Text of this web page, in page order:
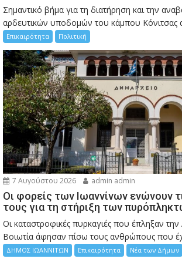
Σημαντικό βήμα για τη διατήρηση και την
αρδευτικών υποδομών του κάμπου Κόνιτσας
Επικαιρότητα Πολιτική
7 Αυγούστου 2026 admin admin
Οι φορείς των Ιωαννίνων ενώνουν
τους για τη στήριξη των
Οι καταστροφικές πυρκαγιές που έπληξαν την
Bοιωτία άφησαν πίσω τους ανθρώπους που
ΔΗΜΟΣ ΙΩΑΝΝΙΤΩΝ Επικαιρότητα Νέα των Δήμων